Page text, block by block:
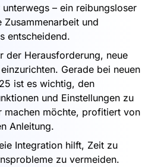
– ein reibungsloser
und
entscheidend.
der Herausforderung, neue
Gerade bei neuen
ist es wichtig, den
und Einstellungen zu
machen möchte, profitiert von
Anleitung.
Integration hilft, Zeit zu
zu vermeiden.